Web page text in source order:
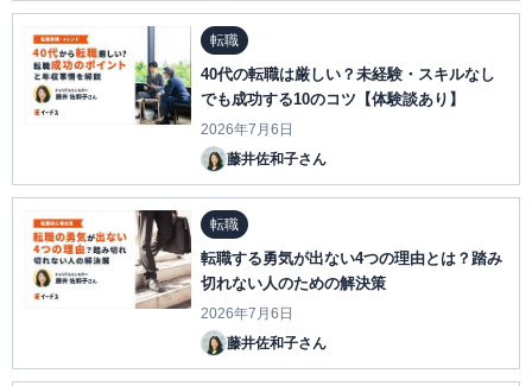
転職
40代の転職は厳しい？未経験・スキルなし
でも成功する10のコツ【体験談あり】
2026年7月6日
藤井佐和子さん
転職
転職する勇気が出ない4つの理由とは？踏み
切れない人のための解決策
2026年7月6日
藤井佐和子さん